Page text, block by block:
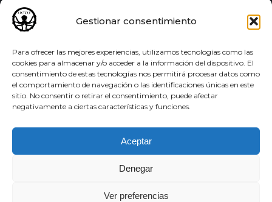
Gestionar consentimiento
Para ofrecer las mejores experiencias, utilizamos tecnologías como las
cookies para almacenar y/o acceder a la información del dispositivo. El
consentimiento de estas tecnologías nos permitirá procesar datos como
el comportamiento de navegación o las identificaciones únicas en este
sitio. No consentir o retirar el consentimiento, puede afectar
negativamente a ciertas características y funciones.
Aceptar
Denegar
Ver preferencias
#octoeuropa #eslingas #cinchas
© Todos los derechos reservados | Aviso legal
Política de
privacidad
Política de cookies